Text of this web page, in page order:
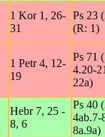
1 Kor 1, 26-
31
Ps 23
(R: 1)
1 Petr 4, 12-
19
Ps 71
4.20-
22a)
Hebr 7, 25 -
8, 6
Ps 40
4ab.7-
8a.9a)